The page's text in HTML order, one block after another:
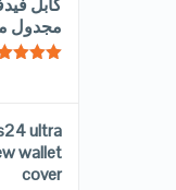
كابل
مجدول
ultra
wallet
cover